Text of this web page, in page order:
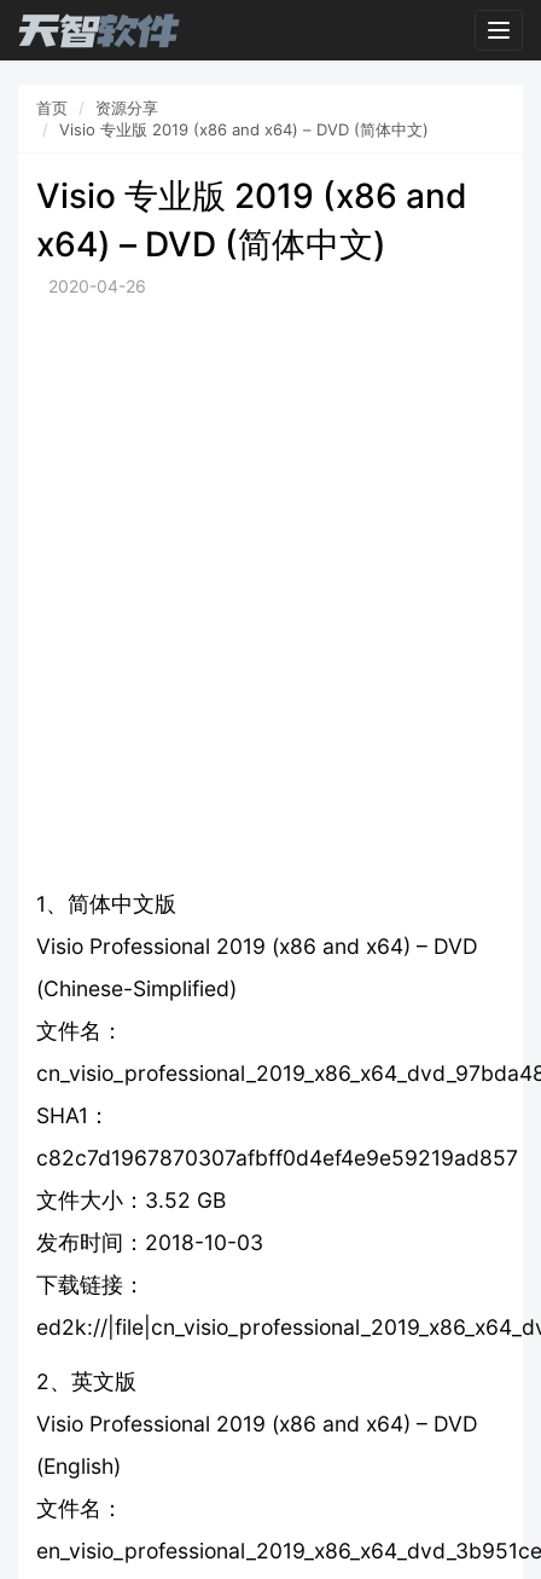
首页
资源分享
Visio 专业版 2019 (x86 and x64) – DVD (简体中文)
Visio 专业版 2019 (x86 and
x64) – DVD (简体中文)
2020-04-26
1、简体中文版
Visio Professional 2019 (x86 and x64) – DVD
(Chinese-Simplified)
文件名：
SHA1：
c82c7d1967870307afbff0d4ef4e9e59219ad857
文件大小：3.52 GB
发布时间：2018-10-03
下载链接：
ed2k://
2、英文版
Visio Professional 2019 (x86 and x64) – DVD
(English)
文件名：